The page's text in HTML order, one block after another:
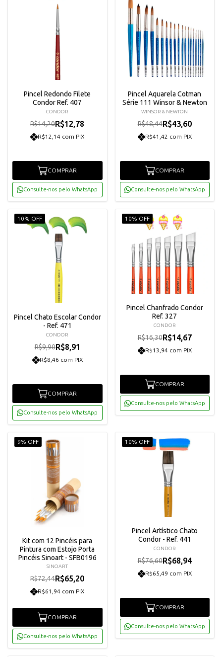
Pincel Redondo Filete
Condor Ref. 407
CONDOR
R$14,20R$12,78
R$12,14 com PIX
COMPRAR
Consulte-nos pelo WhatsApp
Pincel Aquarela Cotman
Série 111 Winsor & Newton
WINSOR & NEWTON
R$48,44R$43,60
R$41,42 com PIX
COMPRAR
Consulte-nos pelo WhatsApp
10% OFF
Pincel Chato Escolar Condor
- Ref. 471
CONDOR
R$9,90R$8,91
R$8,46 com PIX
COMPRAR
Consulte-nos pelo WhatsApp
10% OFF
Pincel Chanfrado Condor
Ref. 327
CONDOR
R$16,30R$14,67
R$13,94 com PIX
COMPRAR
Consulte-nos pelo WhatsApp
9% OFF
Kit com 12 Pincéis para
Pintura com Estojo Porta
Pincéis Sinoart - SFB0196
SINOART
R$72,44R$65,20
R$61,94 com PIX
COMPRAR
Consulte-nos pelo WhatsApp
10% OFF
Pincel Artístico Chato
Condor - Ref. 441
CONDOR
R$76,60R$68,94
R$65,49 com PIX
COMPRAR
Consulte-nos pelo WhatsApp